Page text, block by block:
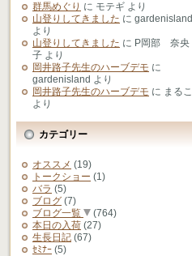
群馬めぐり に モテギ より
山登りしてきました に gardenisland
より
山登りしてきました に P岡部 奈央
子 より
岡井路子先生のハーブデモ に
gardenisland より
岡井路子先生のハーブデモ に まるこ
より
カテゴリー
オススメ (19)
トークショー (1)
バラ (5)
ブログ (7)
ブログ一覧
(764)
本日の入荷 (27)
生長日記 (67)
ｾﾐﾅｰ (5)